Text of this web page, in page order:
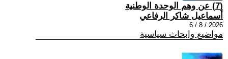
(7) عن وهم الوحدة الوطنية
أسماعيل شاكر الرفاعي
2026 / 8 / 6
مواضيع وابحاث سياسية